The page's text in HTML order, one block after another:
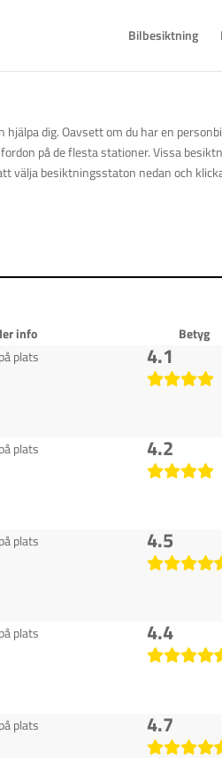
Bilbesiktning
dig. Oavsett om du har en
på de flesta stationer. Vissa
besiktningsstaton nedan och
info Betyg
plats
4.1
plats
4.2
plats
4.5
plats
4.4
plats
4.7